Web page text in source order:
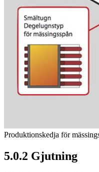
Produktionskedja för
5.0.2 Gjutning